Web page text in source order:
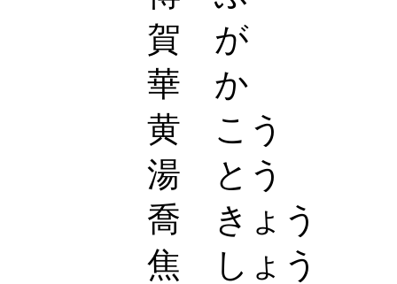
賀 が
華 か
黄 こう
湯 とう
喬 きょう
焦 しょう